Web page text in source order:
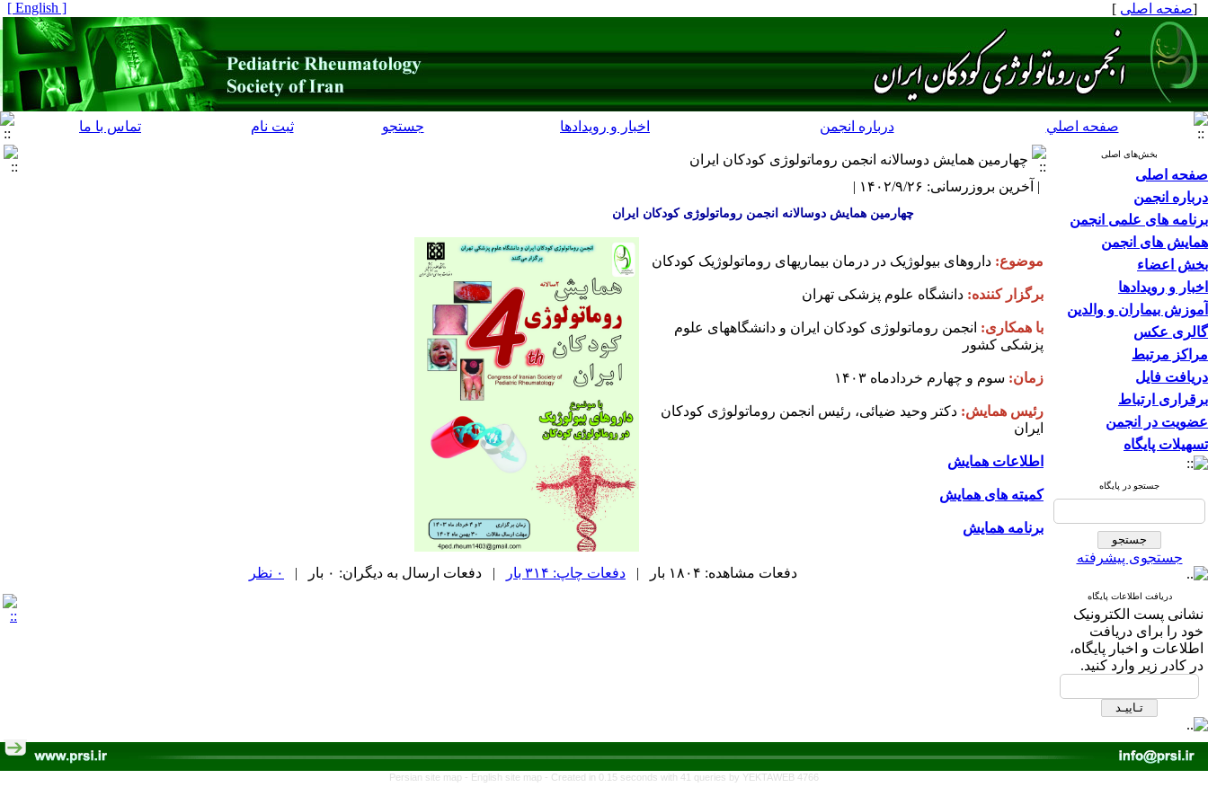
[صفحه اصلی ]
[ English ]
صفحه اصلي درباره انجمن اخبار و رویدادها جستجو ثبت نام تماس با ما
بخش‌های اصلی
صفحه اصلی
درباره انجمن
برنامه های علمی انجمن
همایش های انجمن
بخش اعضاء
اخبار و رویدادها
آموزش بیماران و والدین
گالری عکس
مراکز مرتبط
دریافت فایل
برقراری ارتباط
عضویت در انجمن
تسهیلات پایگاه
جستجو در پایگاه
جستجوی پیشرفته
دریافت اطلاعات پایگاه
نشانی پست الکترونیک
خود را برای دریافت
اطلاعات و اخبار پایگاه،
در کادر زیر وارد کنید.
چهارمین همایش دوسالانه انجمن روماتولوژی کودکان ایران
| آخرین بروزرسانی: ۱۴۰۲/۹/۲۶ |
چهارمین همایش دوسالانه انجمن روماتولوژی کودکان ایران
موضوع: داروهای بیولوژیک در درمان بیماریهای روماتولوژیک کودکان
برگزار کننده: دانشگاه علوم پزشکی تهران
با همکاری: انجمن روماتولوژی کودکان ایران و دانشگاههای علوم
پزشکی کشور
زمان: سوم و چهارم خردادماه ۱۴۰۳
رئیس همایش: دکتر وحید ضیائی، رئیس انجمن روماتولوژی کودکان
ایران
اطلاعات همایش
کمیته های همایش
برنامه همایش
دفعات مشاهده: ۱۸۰۴ بار | دفعات چاپ: ۳۱۴ بار | دفعات ارسال به دیگران: ۰ بار | ۰ نظر
Persian site map - English site map - Created in 0.15 seconds with 41 queries by YEKTAWEB 4766